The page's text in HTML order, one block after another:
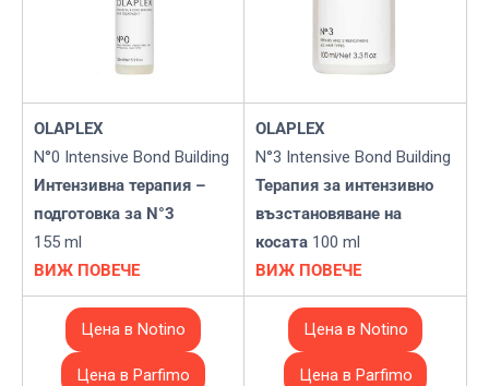
OLAPLEX
N°0 Intensive Bond Building
Интензивна терапия –
подготовка за N°3
155 ml
ВИЖ ПОВЕЧЕ
OLAPLEX
N°3 Intensive Bond Building
Терапия за интензивно
възстановяване на
косата 100 ml
ВИЖ ПОВЕЧЕ
Цена в Notino
Цена в Parfimo
Цена в Notino
Цена в Parfimo